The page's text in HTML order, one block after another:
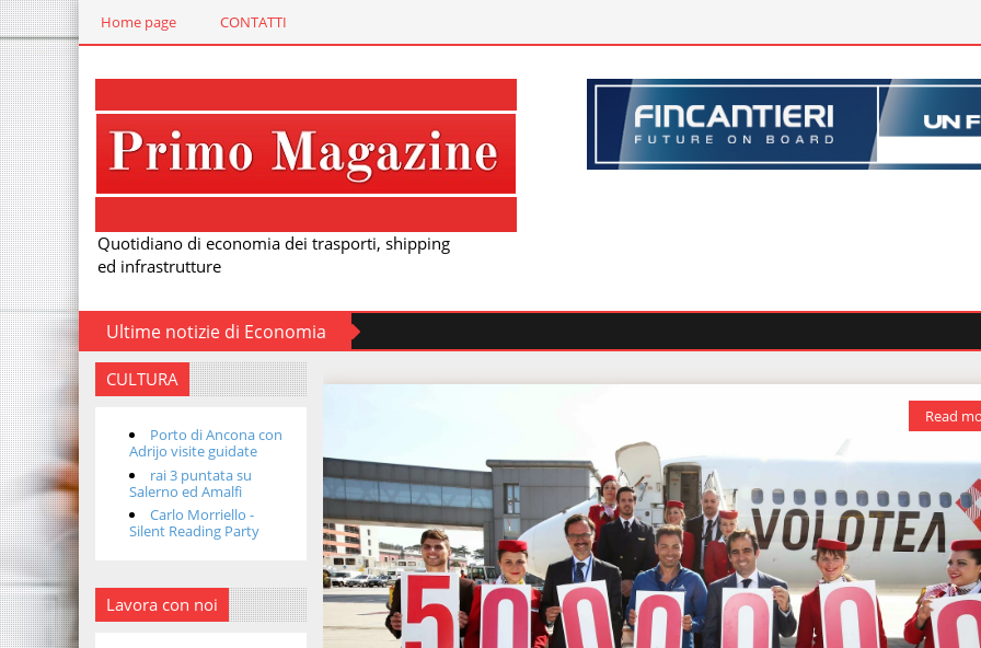
Home page CONTATTI
Quotidiano di economia dei trasporti, shipping
ed infrastrutture
Ultime notizie di Economia
CULTURA
Porto di Ancona con
Adrijo visite guidate
rai 3 puntata su
Salerno ed Amalfi
Carlo Morriello -
Silent Reading Party
Lavora con noi
Read